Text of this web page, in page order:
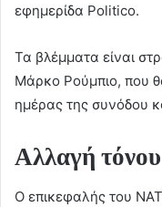
εφημερίδα Politico.
Τα βλέμματα είναι
Μάρκο Ρούμπιο, που
ημέρας της συνόδου
Αλλαγή τόνου
Ο επικεφαλής του